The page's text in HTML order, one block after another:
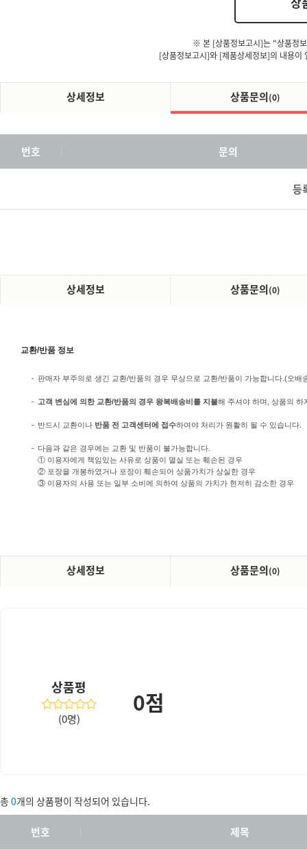
※ 본 [상품정보고시]는 "상품정
[상품정보고시]와 [제품상세정보]의 내용이
상세정보 상품문의(0)
번호 문의
등
상세정보 상품문의(0)
교환/반품 정보
- 판매자 부주의로 생긴 교환/반품의 경우 무상으로 교환/반품이 가능합니다.(오
- 고객 변심에 의한 교환/반품의 경우 왕복배송비를 지불해 주셔야 하며, 상품의 하
- 반드시 교환이나 반품 전 고객센터에 접수하여야 처리가 원활히 될 수 있습니다.
- 다음과 같은 경우에는 교환 및 반품이 불가능합니다.
① 이용자에게 책임있는 사유로 상품이 멸실 또는 훼손된 경우
② 포장을 개봉하였거나 포장이 훼손되어 상품가치가 상실한 경우
③ 이용자의 사용 또는 일부 소비에 의하여 상품의 가치가 현저히 감소한 경우
상세정보 상품문의(0)
상품평
(0명)
0점
총 0개의 상품평이 작성되어 있습니다.
번호 제목